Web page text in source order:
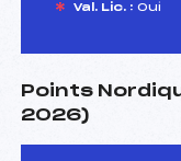
Val. Lic. : Oui
Points
2026)